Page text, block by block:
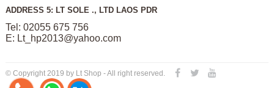
ADDRESS 5: LT SOLE ., LTD LAOS PDR
Tel: 02055 675 756
E: Lt_hp2013@yahoo.com
© Copyright 2019 by Lt Shop - All right reserved.